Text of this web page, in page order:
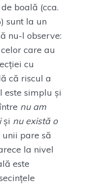
boală (cca.
sunt la un
nu-l observe:
care au
cu
că riscul a
este simplu și
nu am
și nu există o
pare să
la nivel
este